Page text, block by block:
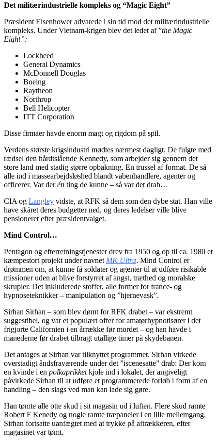
Det militærindustrielle kompleks og “Magic Eight”
Præsident Eisenhower advarede i sin tid mod det militærindustrielle
kompleks. Under Vietnam-krigen blev det ledet af ”the Magic
Eight”:
Lockheed
General Dynamics
McDonnell Douglas
Boeing
Raytheon
Northrop
Bell Helicopter
ITT Corporation
Disse firmaer havde enorm magt og rigdom på spil.
Verdens største krigsindustri mødtes nærmest dagligt. De fulgte med
rædsel den hårdtslående Kennedy, som arbejder sig gennem det
store land med stadig større opbakning. En trussel af format. De så
alle ind i massearbejdsløshed blandt våbenhandlere, agenter og
officerer. Var derén ting de kunne – så var det drab…
CIA og Langley vidste, at RFK så dem som den dybe stat. Han ville
have skåret deres budgetter ned, og deres ledelser ville blive
pensioneret efter præsidentvalget.
Mind Control…
Pentagon og efterretningstjenester drev fra 1950 og op til ca. 1980 et
kæmpestort projekt under navnet MK Ultra. Mind Control er
drømmen om, at kunne få soldater og agenter til at udføre risikable
missioner uden at blive forstyrret af angst, træthed og moralske
skrupler. Det inkluderede stoffer, alle former for trance- og
hypnoseteknikker – manipulation og ”hjernevask”.
Sirhan Sirhan – som blev dømt for RFK drabet – var ekstremt
suggestibel, og var et populært offer for amatørhypnotisører i det
frigjorte Californien i en årrække før mordet – og han havde i
månederne før drabet tilbragt utallige timer på skydebanen.
Det antages at Sirhan var tilknyttet programmet. Sirhan virkede
overstadigt åndsfraværende under det ”iscenesatte” drab: Der kom
en kvinde i en polkaprikketkjole ind i lokalet, der angiveligt
påvirkede Sirhan til at udføre et programmerede forløb i form af en
handling – den slags ved man kan lade sig gøre.
Han tømte alle otte skud i sit magasin ud i luften. Flere skud ramte
Robert F Kenedy og nogle ramte træpaneler i en lille mellemgang.
Sirhan fortsatte uanfægtet med at trykke på aftrækkeren, efter
magasinet var tømt.